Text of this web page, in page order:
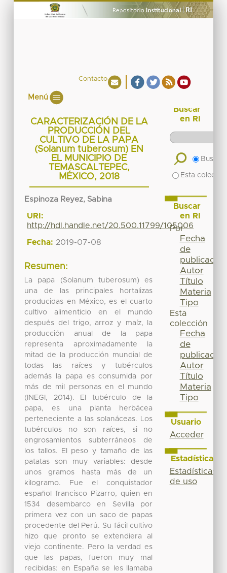
Contacto
Menú
CARACTERIZACIÓN DE LA
PRODUCCIÓN DEL
CULTIVO DE LA PAPA
(Solanum tuberosum) EN
EL MUNICIPIO DE
TEMASCALTEPEC,
MÉXICO, 2018
Espinoza Reyez, Sabina
URI:
http://hdl.handle.net/20.500.11799/105006
Fecha: 2019-07-08
Resumen:
La papa (Solanum tuberosum) es
una de las principales hortalizas
producidas en México, es el cuarto
cultivo alimenticio en el mundo
después del trigo, arroz y maíz, la
producción anual de la papa
representa aproximadamente la
mitad de la producción mundial de
todas las raíces y tubérculos
además la papa es consumida por
más de mil personas en el mundo
(INEGI, 2014). El tubérculo de la
papa, es una planta herbácea
perteneciente a las solanáceas. Los
tubérculos no son raíces, si no
engrosamientos subterráneos de
los tallos. El peso y tamaño de las
patatas son muy variables: desde
unos gramos hasta más de un
kilogramo. Fue el conquistador
español francisco Pizarro, quien en
1534 desembarco en Sevilla por
primera vez con un saco de papas
procedente del Perú. Su fácil cultivo
hizo que pronto se extendiera al
viejo continente. Pero la verdad es
que las papas, fueron muy mal
recibidas: en España se les llamaba
Buscar
en RI
Buscar
Esta
Buscar
en RI
Por
Fecha
de
publicación
Autor
Título
Materia
Tipo
Esta
colección
Fecha
de
publicación
Autor
Título
Materia
Tipo
Usuario
Acceder
Estadísticas
Estadísticas
de uso